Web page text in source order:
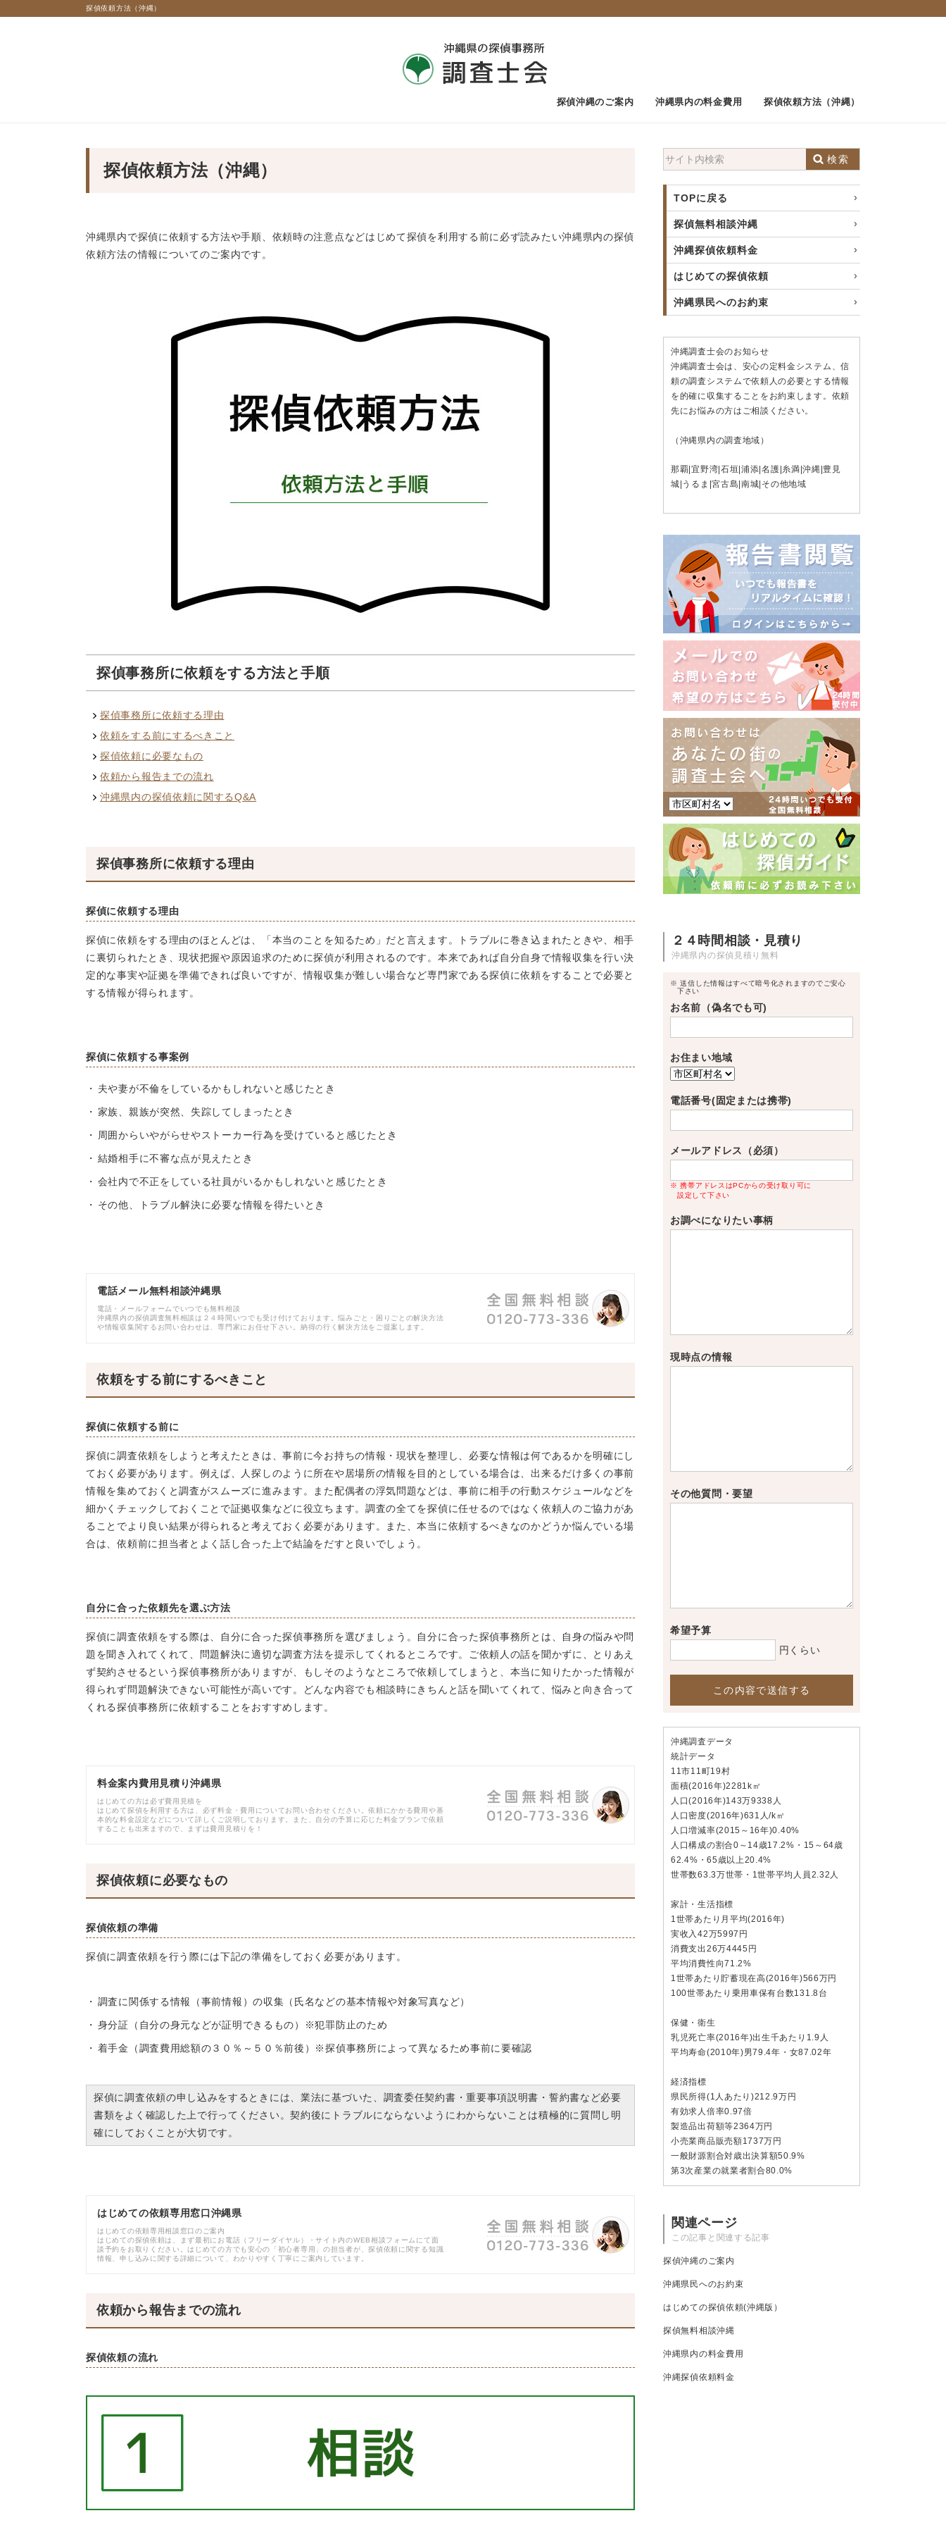
探偵依頼方法（沖縄）
沖縄県内で探偵に依頼する方法や手順、依頼時の注意点などはじめて探偵を利用する前に必ず読みたい沖縄県内の探偵
依頼方法の情報についてのご案内です。
探偵事務所に依頼をする方法と手順
探偵事務所に依頼する理由
依頼をする前にするべきこと
探偵依頼に必要なもの
依頼から報告までの流れ
沖縄県内の探偵依頼に関するQ&A
探偵事務所に依頼する理由
探偵に依頼する理由
探偵に依頼をする理由のほとんどは、「本当のことを知るため」だと言えます。トラブルに巻き込まれたときや、相手
に裏切られたとき、現状把握や原因追求のために探偵が利用されるのです。本来であれば自分自身で情報収集を行い決
定的な事実や証拠を準備できれば良いですが、情報収集が難しい場合など専門家である探偵に依頼をすることで必要と
する情報が得られます。
探偵に依頼する事案例
夫や妻が不倫をしているかもしれないと感じたとき
家族、親族が突然、失踪してしまったとき
周囲からいやがらせやストーカー行為を受けていると感じたとき
結婚相手に不審な点が見えたとき
会社内で不正をしている社員がいるかもしれないと感じたとき
その他、トラブル解決に必要な情報を得たいとき
電話メール無料相談沖縄県
電話・メールフォームでいつでも無料相談
沖縄県内の探偵調査無料相談は２４時間いつでも受け付けております。悩みごと・困りごとの解決方法
や情報収集関するお問い合わせは、専門家にお任せ下さい。納得の行く解決方法をご提案します。
依頼をする前にするべきこと
探偵に依頼する前に
探偵に調査依頼をしようと考えたときは、事前に今お持ちの情報・現状を整理し、必要な情報は何であるかを明確にし
ておく必要があります。例えば、人探しのように所在や居場所の情報を目的としている場合は、出来るだけ多くの事前
情報を集めておくと調査がスムーズに進みます。また配偶者の浮気問題などは、事前に相手の行動スケジュールなどを
細かくチェックしておくことで証拠収集などに役立ちます。調査の全てを探偵に任せるのではなく依頼人のご協力があ
ることでより良い結果が得られると考えておく必要があります。また、本当に依頼するべきなのかどうか悩んでいる場
合は、依頼前に担当者とよく話し合った上で結論をだすと良いでしょう。
自分に合った依頼先を選ぶ方法
探偵に調査依頼をする際は、自分に合った探偵事務所を選びましょう。自分に合った探偵事務所とは、自身の悩みや問
題を聞き入れてくれて、問題解決に適切な調査方法を提示してくれるところです。ご依頼人の話を聞かずに、とりあえ
ず契約させるという探偵事務所がありますが、もしそのようなところで依頼してしまうと、本当に知りたかった情報が
得られず問題解決できない可能性が高いです。どんな内容でも相談時にきちんと話を聞いてくれて、悩みと向き合って
くれる探偵事務所に依頼することをおすすめします。
料金案内費用見積り沖縄県
はじめての方は必ず費用見積を
はじめて探偵を利用する方は、必ず料金・費用についてお問い合わせください。依頼にかかる費用や基
本的な料金設定などについて詳しくご説明しております。また、自分の予算に応じた料金プランで依頼
することも出来ますので、まずは費用見積りを！
探偵依頼に必要なもの
探偵依頼の準備
探偵に調査依頼を行う際には下記の準備をしておく必要があります。
調査に関係する情報（事前情報）の収集（氏名などの基本情報や対象写真など）
身分証（自分の身元などが証明できるもの）※犯罪防止のため
着手金（調査費用総額の３０％～５０％前後）※探偵事務所によって異なるため事前に要確認
探偵に調査依頼の申し込みをするときには、業法に基づいた、調査委任契約書・重要事項説明書・誓約書など必要
書類をよく確認した上で行ってください。契約後にトラブルにならないようにわからないことは積極的に質問し明
確にしておくことが大切です。
はじめての依頼専用窓口沖縄県
はじめての依頼専用相談窓口のご案内
はじめての探偵依頼は、まず最初にお電話（フリーダイヤル）・サイト内のWEB相談フォームにて面
談予約をお取りください。はじめての方でも安心の「初心者専用」の担当者が、探偵依頼に関する知識
情報、申し込みに関する詳細について、わかりやすく丁寧にご案内しています。
依頼から報告までの流れ
探偵依頼の流れ
検索
TOPに戻る
探偵無料相談沖縄
沖縄探偵依頼料金
はじめての探偵依頼
沖縄県民へのお約束
沖縄調査士会のお知らせ
沖縄調査士会は、安心の定料金システム、信
頼の調査システムで依頼人の必要とする情報
を的確に収集することをお約束します。依頼
先にお悩みの方はご相談ください。
（沖縄県内の調査地域）
那覇 |宜野湾 石垣 |浦添 |名護 糸満 |沖縄 豊見
城 うるま |宮古島 |南城 |その他地域
２４時間相談・見積り
沖縄県内の探偵見積り無料
※ 送信した情報はすべて暗号化されますのでご安心
下さい
お名前（偽名でも可)
お住まい地域
電話番号(固定または携帯)
メールアドレス（必須）
※ 携帯アドレスはPCからの受け取り可に
設定して下さい
お調べになりたい事柄
現時点の情報
その他質問・要望
希望予算
円くらい
この内容で送信する
沖縄調査データ
統計データ
11市11町19村
面積(2016年)2281k㎡
人口(2016年)143万9338人
人口密度(2016年)631人/k㎡
人口増減率(2015～16年)0.40%
人口構成の割合0～14歳17.2%・15～64歳
62.4%・65歳以上20.4%
世帯数63.3万世帯・1世帯平均人員2.32人
家計・生活指標
1世帯あたり月平均(2016年)
実收入42万5997円
消費支出26万4445円
平均消費性向71.2%
1世帯あたり貯蓄現在高(2016年)566万円
100世帯あたり乗用車保有台数131.8台
保健・衛生
乳児死亡率(2016年)出生千あたり1.9人
平均寿命(2010年)男79.4年・女87.02年
経済指標
県民所得(1人あたり)212.9万円
有効求人倍率0.97倍
製造品出荷額等2364万円
小売業商品販売額1737万円
一般財源割合対歳出決算額50.9%
第3次産業の就業者割合80.0%
関連ページ
この記事と関連する記事
探偵沖縄のご案内
沖縄県民へのお約束
はじめての探偵依頼(沖縄版）
探偵無料相談沖縄
沖縄県内の料金費用
沖縄探偵依頼料金
探偵依頼方法（沖縄）
探偵沖縄のご案内 沖縄県内の料金費用 探偵依頼方法（沖縄）